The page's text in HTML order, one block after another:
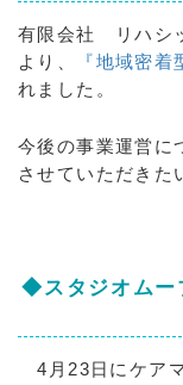
有限会社 リハシ
より、
『地域密着
れました。
今後の事業運営に
させていただきた
◆スタジオムー
4月23日にケア